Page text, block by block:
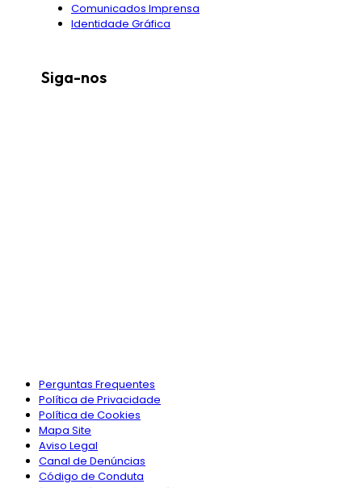
Comunicados Imprensa
Identidade Gráfica
Siga-nos
Perguntas Frequentes
Política de Privacidade
Política de Cookies
Mapa Site
Aviso Legal
Canal de Denúncias
Código de Conduta